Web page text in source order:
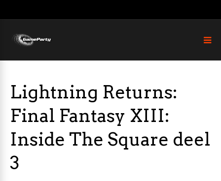
Lightning Returns:
Final Fantasy XIII:
Inside The Square deel
3